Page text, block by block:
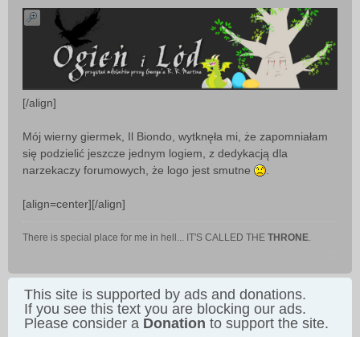
[/align]
Mój wierny giermek, Il Biondo, wytknęła mi, że zapomniałam
się podzielić jeszcze jednym logiem, z dedykacją dla
narzekaczy forumowych, że logo jest smutne
.
[align=center][/align]
There is special place for me in hell... IT'S CALLED THE THRONE.
This site is supported by ads and donations.
If you see this text you are blocking our ads.
Please consider a Donation to support the site.